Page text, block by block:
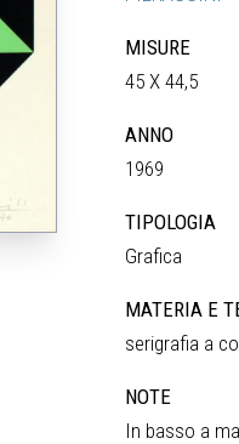
MISURE
45 X 44,5
ANNO
1969
TIPOLOGIA
Grafica
MATERIA E
serigrafia a
NOTE
In basso a